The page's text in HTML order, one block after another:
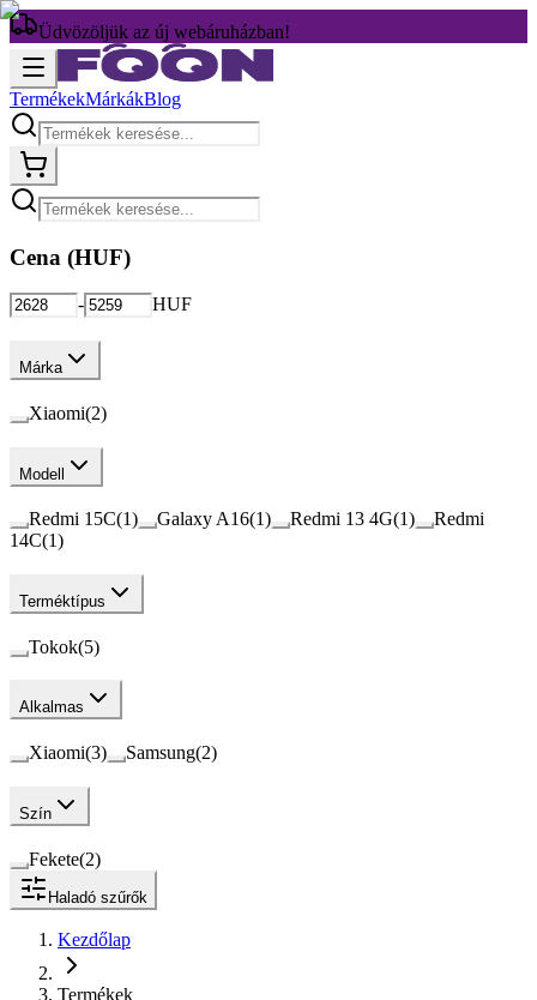
Üdvözöljük az új webáruházban!
TermékekMárkákBlog
Cena (HUF)
- HUF
Márka
Xiaomi(2)
Modell
Redmi 15C(1) Galaxy A16(1) Redmi 13 4G(1)
Redmi
14C(1)
Terméktípus
Tokok(5)
Alkalmas
Xiaomi(3) Samsung(2)
Szín
Fekete(2)
Haladó szűrők
Kezdőlap
Termékek